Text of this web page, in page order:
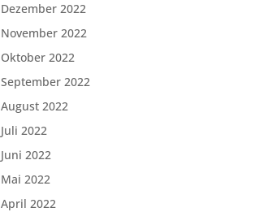
Dezember 2022
November 2022
Oktober 2022
September 2022
August 2022
Juli 2022
Juni 2022
Mai 2022
April 2022